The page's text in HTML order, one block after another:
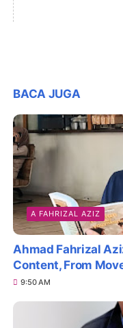
BACA JUGA
A FAHRIZAL AZIZ
Ahmad Fahrizal
Content, From
9:50 AM